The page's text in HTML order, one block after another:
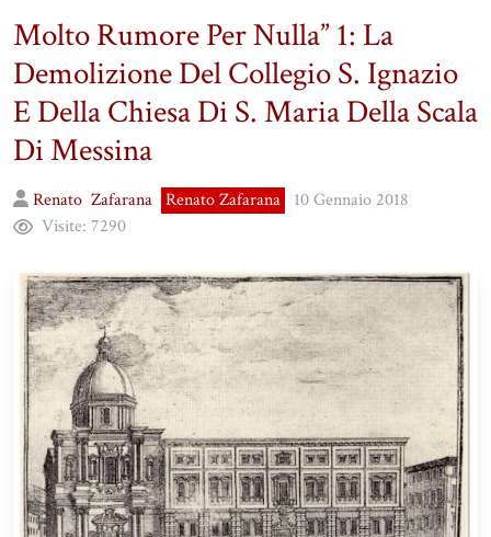
Molto Rumore Per Nulla” 1: La
Demolizione Del Collegio S. Ignazio
E Della Chiesa Di S. Maria Della Scala
Di Messina
Renato Zafarana Renato Zafarana
10 Gennaio 2018
Visite: 7290